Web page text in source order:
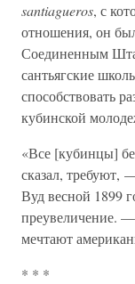
santiagueros, с
отношения, он
Соединенным
сантьягские
способствовать
кубинской
«Все [кубинцы]
сказал, требуют,
Вуд весной 1899
преувеличение.
мечтают
* * *